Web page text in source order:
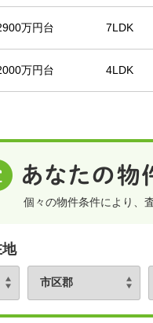
万円台 7LDK
万円台 4LDK
個々の物件条件により、